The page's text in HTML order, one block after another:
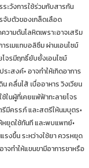
ะวังการใช้ร่วมกับสารกัน
จับตัวของเกล็ดเลือด
ามดันโลหิตเพราะอาจเสริม
รเมแทบอลิซึม ผ่านเอนไซม์
จรมีฤทธิ์ยับยั้งเอนไซม์
ะสงค์• อาจทำให้เกิดอาการ
คลื่นไส้ เบื่ออาหาร วิงเวียน
ในผู้ที่เคยแพ้ฟ้าทะลายโจร
รีมีครรภ์ และสตรีให้นมบุตร•
หยุดใช้ทันที และพบแพทย์•
รงขึ้น ระหว่างใช้ยา ควรหยุด
จทำให้แขนขามีอาการชาหรือ